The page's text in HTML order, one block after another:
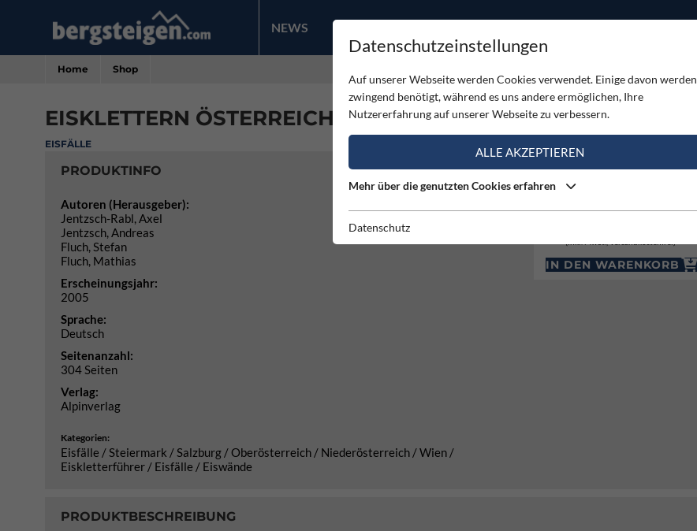
NEWS PRODUKTE
Home Shop
EISKLETTERN ÖSTERREICH OST
EISFÄLLE
PRODUKTINFO
IN DEN WARENKORB
Autoren (Herausgeber):
Jentzsch-Rabl, Axel
Jentzsch, Andreas
Fluch, Stefan
Fluch, Mathias
Erscheinungsjahr:
2005
Sprache:
Deutsch
Seitenanzahl:
304 Seiten
Verlag:
Alpinverlag
Kategorien:
Eisfälle / Steiermark / Salzburg / Oberösterreich / Niederösterreich / Wien /
Eiskletterführer / Eisfälle / Eiswände
PRODUKTBESCHREIBUNG
Datenschutzeinstellungen
Auf unserer Webseite werden Cookies verwendet. Einige davon werden
zwingend benötigt, während es uns andere ermöglichen, Ihre
Nutzererfahrung auf unserer Webseite zu verbessern.
ALLE AKZEPTIEREN
Mehr über die genutzten Cookies erfahren
Datenschutz